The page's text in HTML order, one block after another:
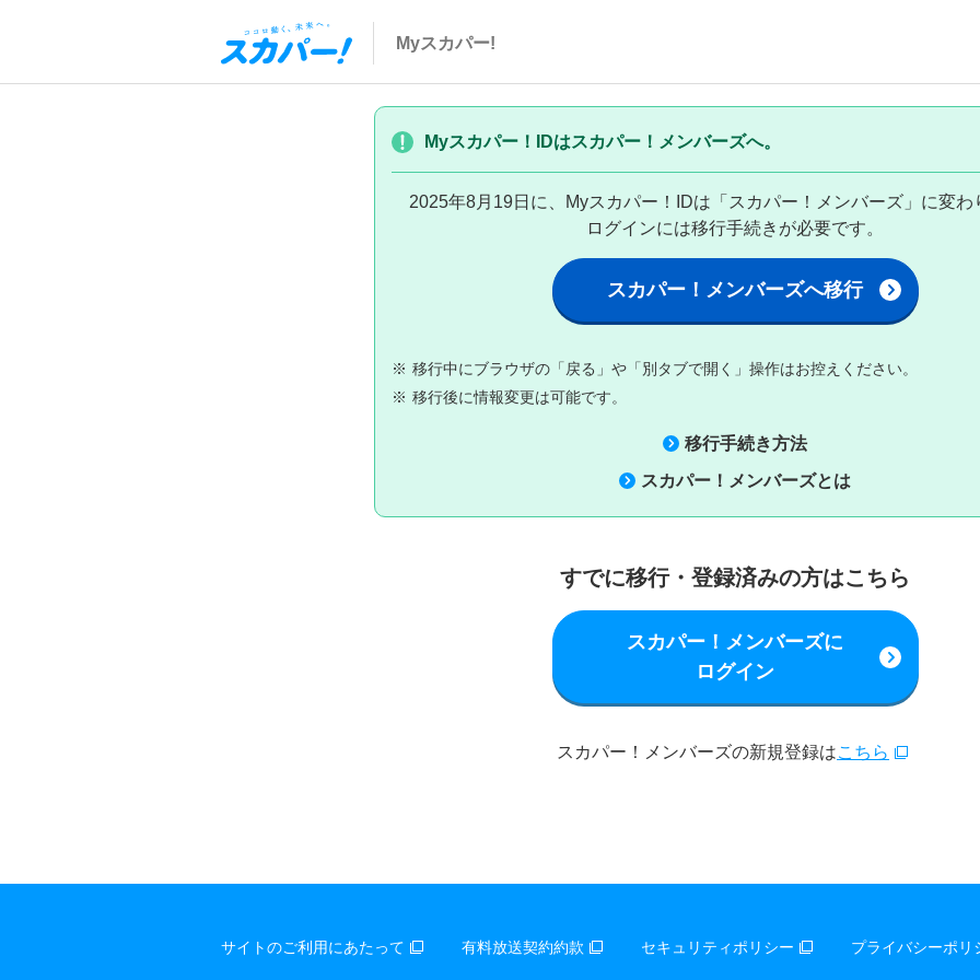
Myスカパー!
Myスカパー！IDはスカパー！メンバーズへ。
2025年8月19日に、Myスカパー！IDは「スカパー！メンバーズ」に変わ
ログインには移行手続きが必要です。
スカパー！メンバーズへ移行
※ 移行中にブラウザの「戻る」や「別タブで開く」操作はお控えください。
※ 移行後に情報変更は可能です。
移行手続き方法
スカパー！メンバーズとは
すでに移行・登録済みの方はこちら
スカパー！メンバーズに
ログイン
スカパー！メンバーズの新規登録はこちら
サイトのご利用にあたって 有料放送契約約款 セキュリティポリシー プライバシーポリ